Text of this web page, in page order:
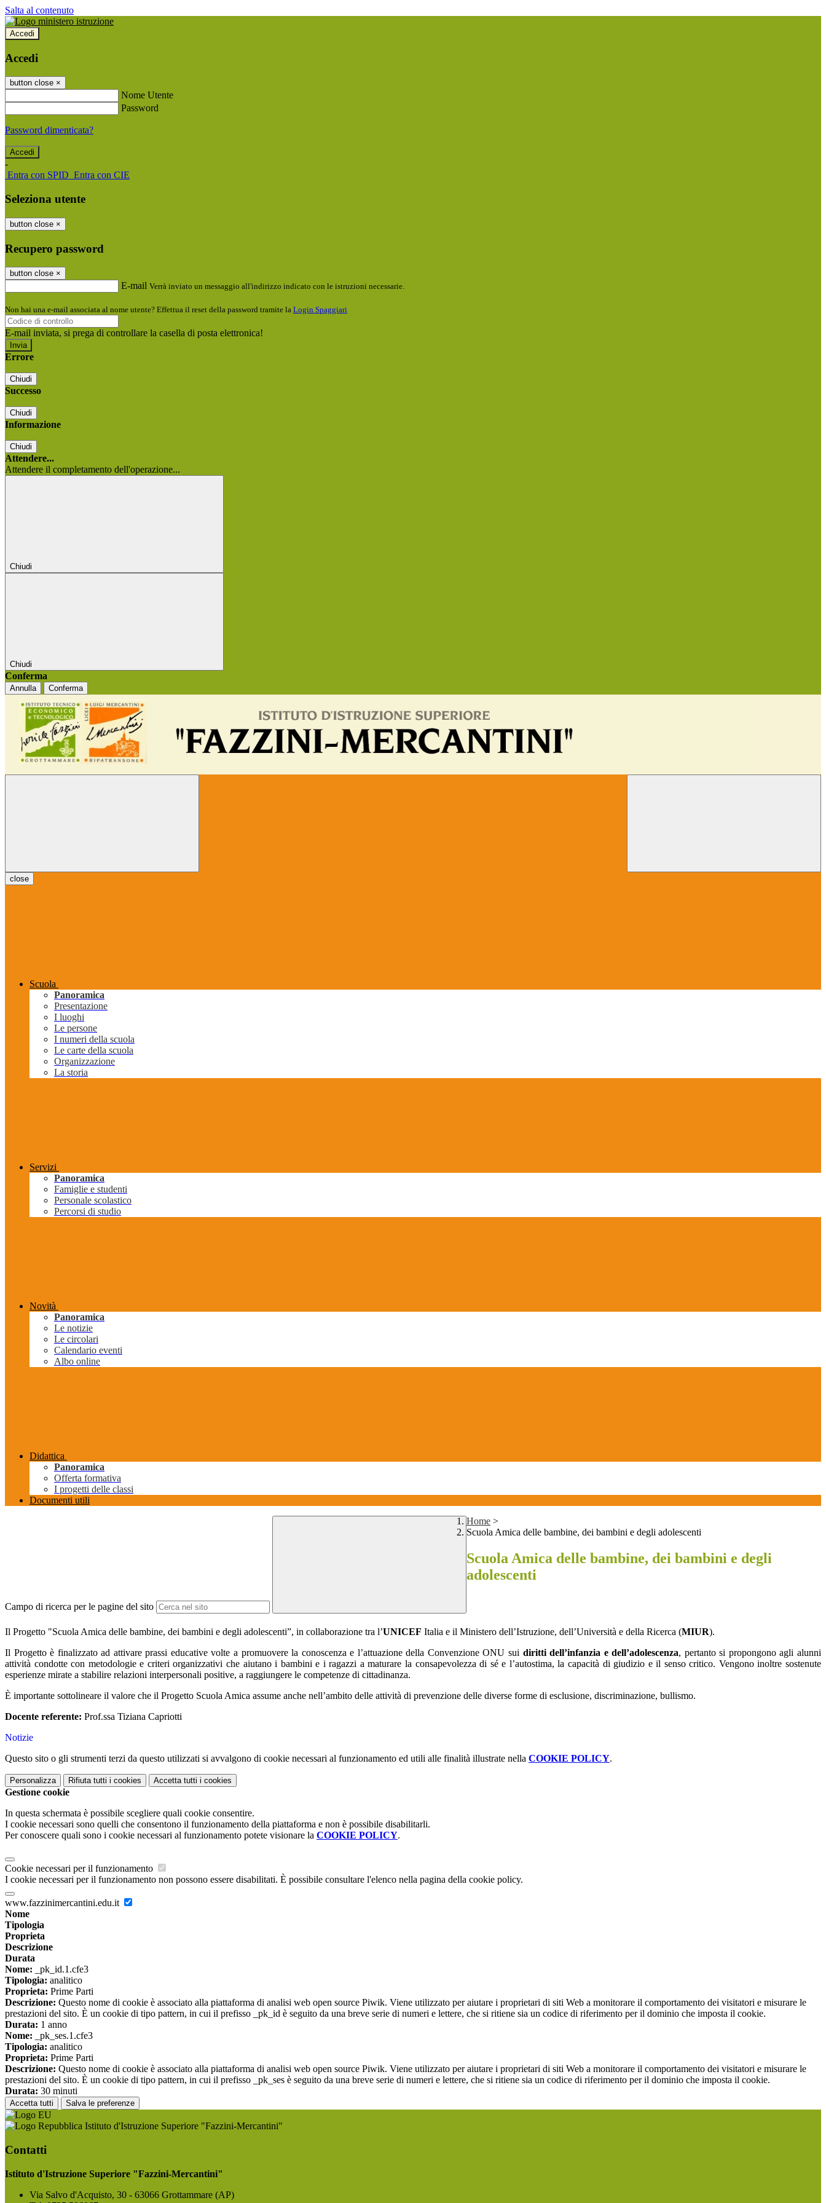
Salta al contenuto
Accedi
Accedi
button close ×
Nome Utente
Password
Password dimenticata?
-
Entra con SPID Entra con CIE
Seleziona utente
button close ×
Recupero password
button close ×
E-mail Verrà inviato un messaggio all'indirizzo indicato con le istruzioni necessarie.
Non hai una e-mail associata al nome utente? Effettua il reset della password tramite la Login Spaggiari
E-mail inviata, si prega di controllare la casella di posta elettronica!
Errore
Chiudi
Successo
Chiudi
Informazione
Chiudi
Attendere...
Attendere il completamento dell'operazione...
Chiudi
Chiudi
Conferma
Annulla Conferma
close
Scuola
Panoramica
Presentazione
I luoghi
Le persone
I numeri della scuola
Le carte della scuola
Organizzazione
La storia
Servizi
Panoramica
Famiglie e studenti
Personale scolastico
Percorsi di studio
Novità
Panoramica
Le notizie
Le circolari
Calendario eventi
Albo online
Didattica
Panoramica
Offerta formativa
I progetti delle classi
Documenti utili
Campo di ricerca per le pagine del sito
Home >
Scuola Amica delle bambine, dei bambini e degli adolescenti
Scuola Amica delle bambine, dei bambini e degli
adolescenti
Il Progetto "Scuola Amica delle bambine, dei bambini e degli adolescenti”, in collaborazione tra l’UNICEF Italia e il Ministero dell’Istruzione, dell’Università e della Ricerca (MIUR).
Il Progetto è finalizzato ad attivare prassi educative volte a promuovere la conoscenza e l’attuazione della Convenzione ONU sui diritti dell’infanzia e dell’adolescenza, pertanto si propongono agli alunni
attività condotte con metodologie e criteri organizzativi che aiutano i bambini e i ragazzi a maturare la consapevolezza di sé e l’autostima, la capacità di giudizio e il senso critico. Vengono inoltre sostenute
esperienze mirate a stabilire relazioni interpersonali positive, a raggiungere le competenze di cittadinanza.
È importante sottolineare il valore che il Progetto Scuola Amica assume anche nell’ambito delle attività di prevenzione delle diverse forme di esclusione, discriminazione, bullismo.
Docente referente: Prof.ssa Tiziana Capriotti
Notizie
Questo sito o gli strumenti terzi da questo utilizzati si avvalgono di cookie necessari al funzionamento ed utili alle finalità illustrate nella COOKIE POLICY.
Personalizza Rifiuta tutti i cookies Accetta tutti i cookies
Gestione cookie
In questa schermata è possibile scegliere quali cookie consentire.
I cookie necessari sono quelli che consentono il funzionamento della piattaforma e non è possibile disabilitarli.
Per conoscere quali sono i cookie necessari al funzionamento potete visionare la COOKIE POLICY.
Cookie necessari per il funzionamento
I cookie necessari per il funzionamento non possono essere disabilitati. È possibile consultare l'elenco nella pagina della cookie policy.
www.fazzinimercantini.edu.it
Nome
Tipologia
Proprieta
Descrizione
Durata
Nome: _pk_id.1.cfe3
Tipologia: analitico
Proprieta: Prime Parti
Descrizione: Questo nome di cookie è associato alla piattaforma di analisi web open source Piwik. Viene utilizzato per aiutare i proprietari di siti Web a monitorare il comportamento dei visitatori e misurare le
prestazioni del sito. È un cookie di tipo pattern, in cui il prefisso _pk_id è seguito da una breve serie di numeri e lettere, che si ritiene sia un codice di riferimento per il dominio che imposta il cookie.
Durata: 1 anno
Nome: _pk_ses.1.cfe3
Tipologia: analitico
Proprieta: Prime Parti
Descrizione: Questo nome di cookie è associato alla piattaforma di analisi web open source Piwik. Viene utilizzato per aiutare i proprietari di siti Web a monitorare il comportamento dei visitatori e misurare le
prestazioni del sito. È un cookie di tipo pattern, in cui il prefisso _pk_ses è seguito da una breve serie di numeri e lettere, che si ritiene sia un codice di riferimento per il dominio che imposta il cookie.
Durata: 30 minuti
Accetta tutti Salva le preferenze
Istituto d'Istruzione Superiore "Fazzini-Mercantini"
Contatti
Istituto d'Istruzione Superiore "Fazzini-Mercantini"
Via Salvo d'Acquisto, 30 - 63066 Grottammare (AP)